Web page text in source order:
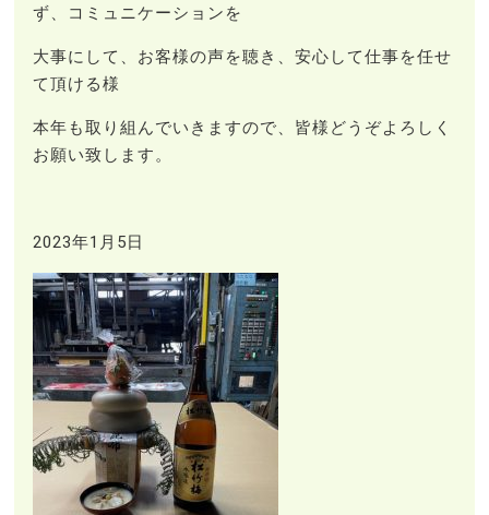
ず、コミュニケーションを
大事にして、お客様の声を聴き、安心して仕事を任せ
て頂ける様
本年も取り組んでいきますので、皆様どうぞよろしく
お願い致します。
2023年1月5日